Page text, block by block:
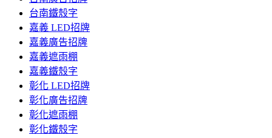
台南鐵殼字
嘉義 LED招牌
嘉義廣告招牌
嘉義遮雨棚
嘉義鐵殼字
彰化 LED招牌
彰化廣告招牌
彰化遮雨棚
彰化鐵殼字